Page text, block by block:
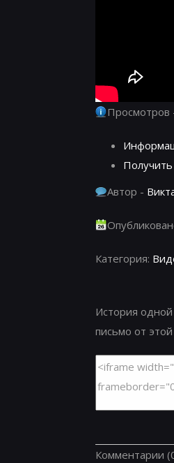
Просмотров
Автор -
Категория:
История
письмо от
Комментарии